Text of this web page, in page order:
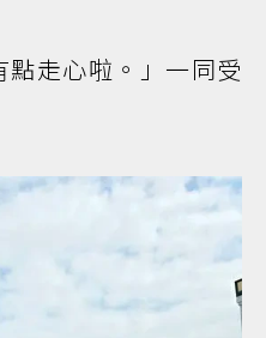
點走心啦。」一同受